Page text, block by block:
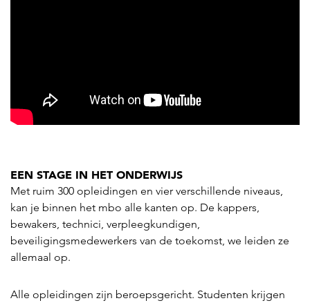
EEN STAGE IN HET ONDERWIJS
Met ruim 300 opleidingen en vier verschillende niveaus,
kan je binnen het mbo alle kanten op. De kappers,
bewakers, technici, verpleegkundigen,
beveiligingsmedewerkers van de toekomst, we leiden ze
allemaal op.
Alle opleidingen zijn beroepsgericht. Studenten krijgen